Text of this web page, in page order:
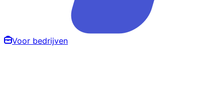
Voor bedrijven